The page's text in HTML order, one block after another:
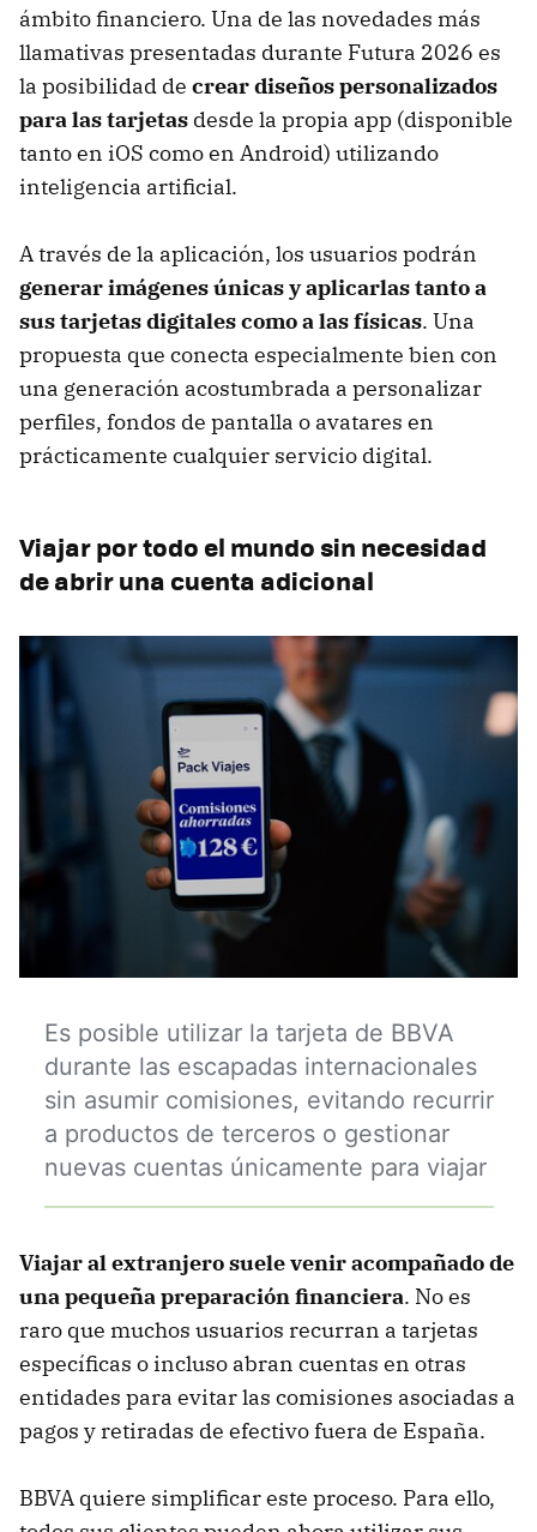
ámbito financiero. Una de las novedades más
llamativas presentadas durante Futura 2026 es
la posibilidad de crear diseños personalizados
para las tarjetas desde la propia app (disponible
tanto en iOS como en Android) utilizando
inteligencia artificial.
A través de la aplicación, los usuarios podrán
generar imágenes únicas y aplicarlas tanto a
sus tarjetas digitales como a las físicas. Una
propuesta que conecta especialmente bien con
una generación acostumbrada a personalizar
perfiles, fondos de pantalla o avatares en
prácticamente cualquier servicio digital.
Viajar por todo el mundo sin necesidad
de abrir una cuenta adicional
Es posible utilizar la tarjeta de BBVA
durante las escapadas internacionales
sin asumir comisiones, evitando recurrir
a productos de terceros o gestionar
nuevas cuentas únicamente para viajar
Viajar al extranjero suele venir acompañado de
una pequeña preparación financiera. No es
raro que muchos usuarios recurran a tarjetas
específicas o incluso abran cuentas en otras
entidades para evitar las comisiones asociadas a
pagos y retiradas de efectivo fuera de España.
BBVA quiere simplificar este proceso. Para ello,